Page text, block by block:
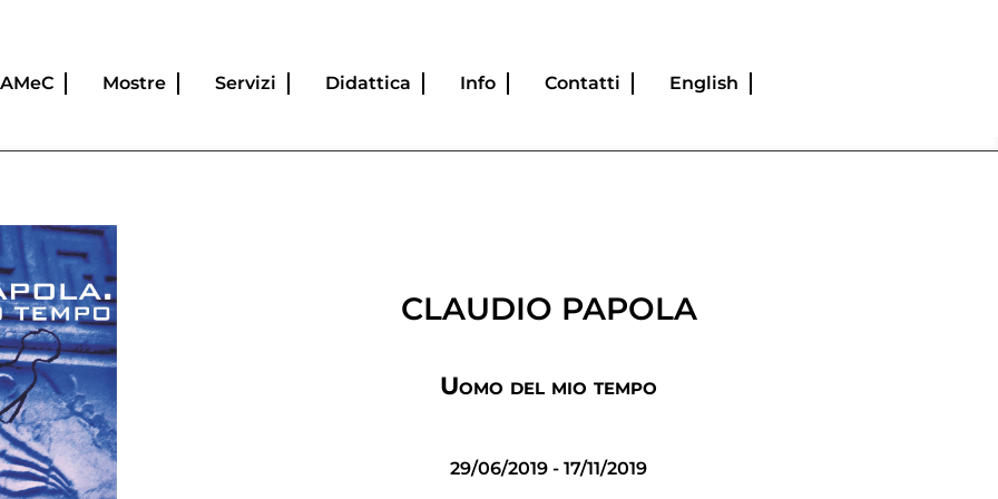
Mostre Servizi Didattica Info Contatti English
CLAUDIO PAPOLA
Uomo del mio tempo
29/06/2019 - 17/11/2019